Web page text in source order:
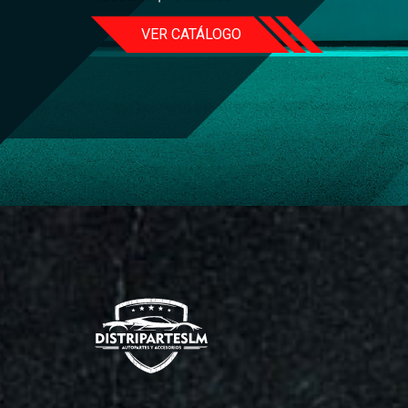
VER CATÁLOGO